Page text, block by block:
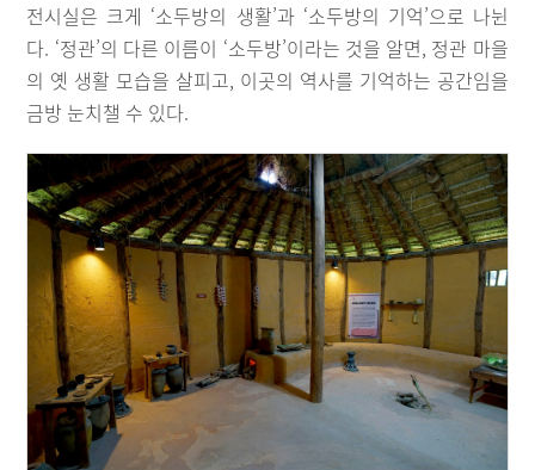
전시실은 크게 ‘소두방의 생활’과 ‘소두방의 기억’으로 나뉜
다. ‘정관’의 다른 이름이 ‘소두방’이라는 것을 알면, 정관 마을
의 옛 생활 모습을 살피고, 이곳의 역사를 기억하는 공간임을
금방 눈치챌 수 있다.